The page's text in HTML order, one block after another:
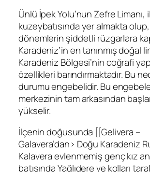
Ünlü İpek Yolu’nun Zefre Limanı,
kuzeybatısında yer almakta
dönemlerin şiddetli rüzgarlara
Karadeniz’in en tanınmış doğal
Karadeniz Bölgesi’nin coğrafi
özellikleri barındırmaktadır. Bu
durumu engebelidir. Bu
merkezinin tam arkasından
yükselir.
İlçenin doğusunda [[Gelivera –
Galavera’dan> Doğu Karadeniz
Kalavera evlenmemiş genç kız
batısında Yağlıdere ve kolları